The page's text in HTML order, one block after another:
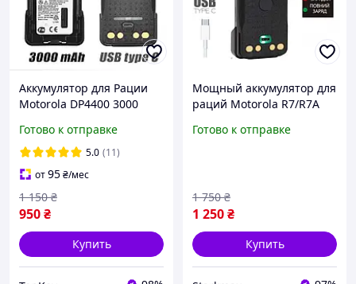
Аккумулятор для Рации
Motorola DP4400 3000
Радиостанцию Моторола
DP4800 DP4801 DP4400e
Готово к отправке
5.0 (11)
от95₴/мес
950₴
1 150 ₴
Купить
Мощный аккумулятор для
раций Motorola R7/R7A
Ion, быстрая зарядка
Готово к отправке
1 250₴
1 750 ₴
Купить